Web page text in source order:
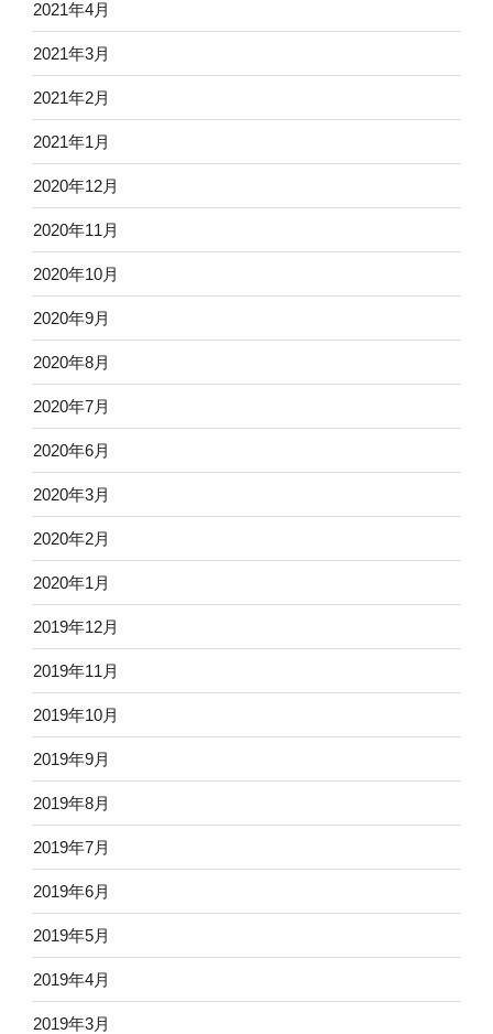
2021年4月
2021年3月
2021年2月
2021年1月
2020年12月
2020年11月
2020年10月
2020年9月
2020年8月
2020年7月
2020年6月
2020年3月
2020年2月
2020年1月
2019年12月
2019年11月
2019年10月
2019年9月
2019年8月
2019年7月
2019年6月
2019年5月
2019年4月
2019年3月